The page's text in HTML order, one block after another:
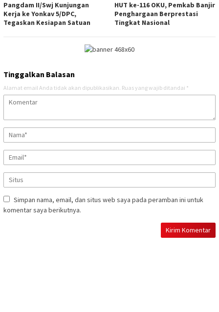
Pangdam II/Swj Kunjungan
Kerja ke Yonkav 5/DPC,
Tegaskan Kesiapan Satuan
HUT ke-116 OKU, Pemkab Banjir
Penghargaan Berprestasi
Tingkat Nasional
Tinggalkan Balasan
Alamat email Anda tidak akan dipublikasikan. Ruas yang wajib ditandai *
Simpan nama, email, dan situs web saya pada peramban ini untuk
komentar saya berikutnya.